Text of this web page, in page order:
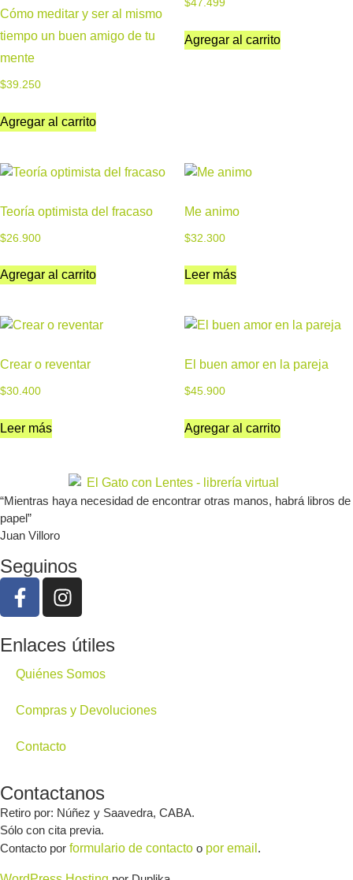
Cómo meditar y ser al mismo
tiempo un buen amigo de tu
mente
$39.250
Agregar al carrito
$47.499
Agregar al carrito
Teoría optimista del fracaso
$26.900
Agregar al carrito
Me animo
$32.300
Leer más
Crear o reventar
$30.400
Leer más
El buen amor en la pareja
$45.900
Agregar al carrito
“Mientras haya necesidad de encontrar otras manos, habrá libros de
papel”
Juan Villoro
Seguinos
Enlaces útiles
Quiénes Somos
Compras y Devoluciones
Contacto
Contactanos
Retiro por: Núñez y Saavedra, CABA.
Sólo con cita previa.
Contacto por formulario de contacto o por email .